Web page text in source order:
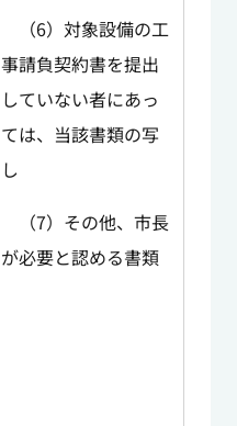
（6）対象設備の工
事請負契約書を提出
していない者にあっ
ては、当該書類の写
し
（7）その他、市長
が必要と認める書類